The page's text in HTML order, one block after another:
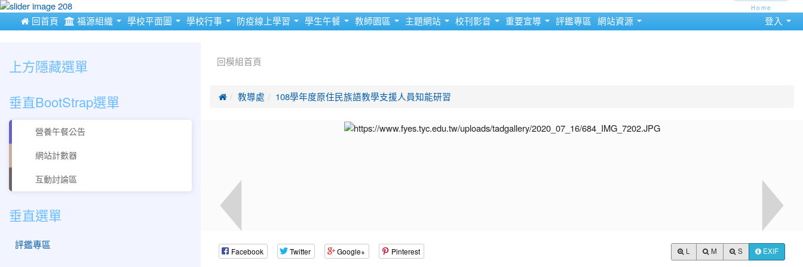
 回首頁 福源組織 學校平面圖 學校行事 防疫線上學習 學生午餐 教師園區 主題網站 校刊影音 重要宣導 評鑑專區 網站資源 登入
回模組首頁
 教導處 108學年度原住民族語教學支援人員知能研習
Facebook Twitter Google+ Pinterest M S EXIF
上方隱藏選單
Home
垂直BootStrap選單
營養午餐公告
網站計數器
互動討論區
垂直選單
評鑑專區